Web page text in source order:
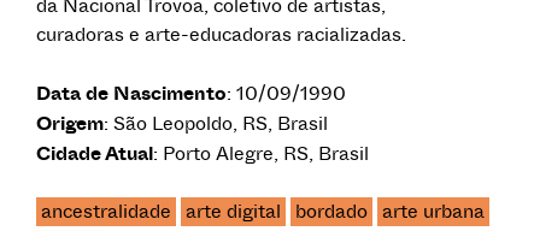
da Nacional Trovoa, coletivo de artistas,
curadoras e arte-educadoras racializadas.
Data de Nascimento: 10/09/1990
Origem: São Leopoldo, RS, Brasil
Cidade Atual: Porto Alegre, RS, Brasil
ancestralidade arte digital bordado
arte urbana